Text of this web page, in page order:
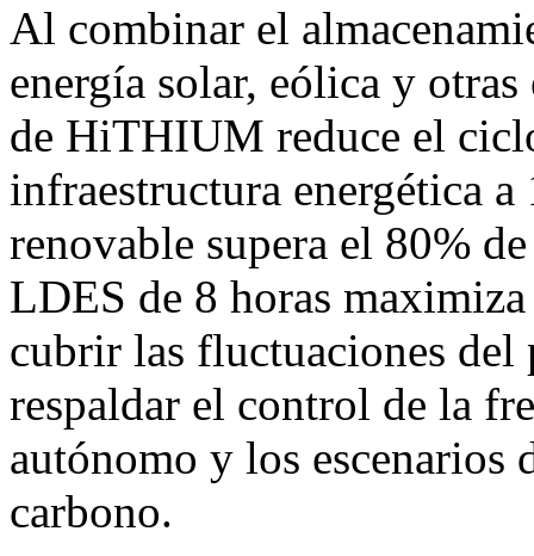
Al combinar el
energía solar, eólica y
de HiTHIUM reduce el
infraestructura energética
renovable supera el 80%
LDES de 8 horas
cubrir las fluctuaciones
respaldar el control de la
autónomo y los escenarios
carbono.